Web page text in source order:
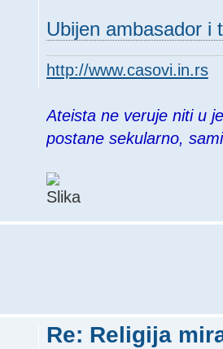
Ubijen ambasador i
http://www.casovi.in.rs
Ateista ne veruje niti u
postane sekularno,
Re: Religija